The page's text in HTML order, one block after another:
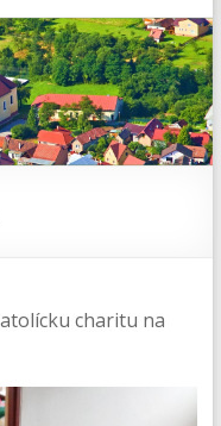
charitu na